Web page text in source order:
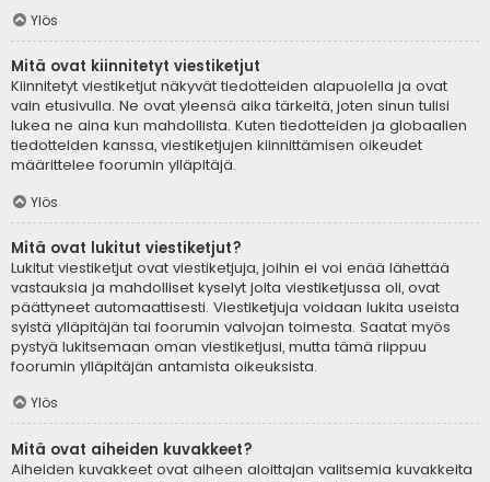
Ylös
Mitä ovat kiinnitetyt viestiketjut
Kiinnitetyt viestiketjut näkyvät tiedotteiden alapuolella ja ovat
vain etusivulla. Ne ovat yleensä aika tärkeitä, joten sinun tulisi
lukea ne aina kun mahdollista. Kuten tiedotteiden ja globaalien
tiedotteiden kanssa, viestiketjujen kiinnittämisen oikeudet
määrittelee foorumin ylläpitäjä.
Ylös
Mitä ovat lukitut viestiketjut?
Lukitut viestiketjut ovat viestiketjuja, joihin ei voi enää lähettää
vastauksia ja mahdolliset kyselyt joita viestiketjussa oli, ovat
päättyneet automaattisesti. Viestiketjuja voidaan lukita useista
syistä ylläpitäjän tai foorumin valvojan toimesta. Saatat myös
pystyä lukitsemaan oman viestiketjusi, mutta tämä riippuu
foorumin ylläpitäjän antamista oikeuksista.
Ylös
Mitä ovat aiheiden kuvakkeet?
Aiheiden kuvakkeet ovat aiheen aloittajan valitsemia kuvakkeita